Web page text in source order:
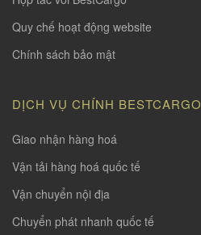
Quy chế hoạt động website
Chính sách bảo mật
DỊCH VỤ CHÍNH BESTCARGO
Giao nhận hàng hoá
Vận tải hàng hoá quốc tế
Vận chuyển nội địa
Chuyển phát nhanh quốc tế